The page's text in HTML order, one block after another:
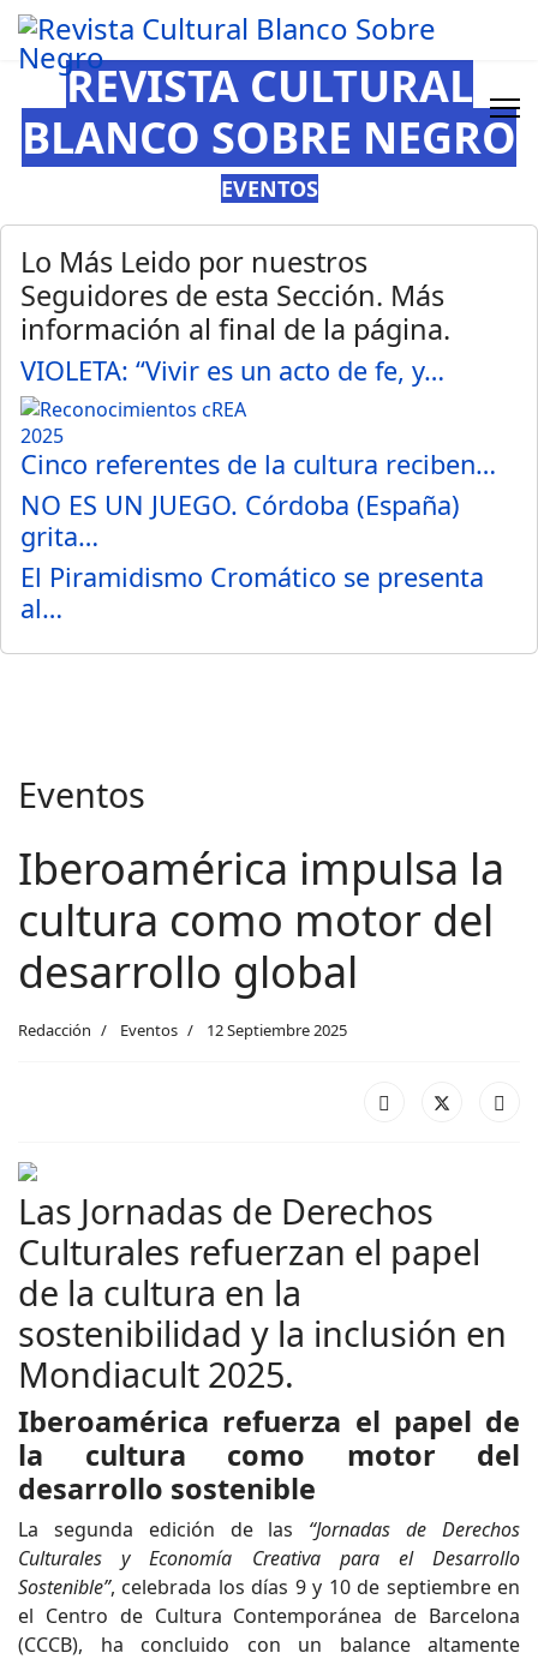
REVISTA CULTURAL
BLANCO SOBRE NEGRO
EVENTOS
Lo Más Leido por nuestros
Seguidores de esta Sección. Más
información al final de la página.
VIOLETA: “Vivir es un acto de fe, y…
Cinco referentes de la cultura reciben…
NO ES UN JUEGO. Córdoba (España)
grita…
El Piramidismo Cromático se presenta
al…
Eventos
Iberoamérica impulsa la
cultura como motor del
desarrollo global
Redacción Eventos 12 Septiembre 2025
Las Jornadas de Derechos
Culturales refuerzan el papel
de la cultura en la
sostenibilidad y la inclusión en
Mondiacult 2025.
Iberoamérica refuerza el papel de
la cultura como motor del
desarrollo sostenible
La segunda edición de las “Jornadas de Derechos
Culturales y Economía Creativa para el Desarrollo
Sostenible”, celebrada los días 9 y 10 de septiembre en
el Centro de Cultura Contemporánea de Barcelona
(CCCB), ha concluido con un balance altamente